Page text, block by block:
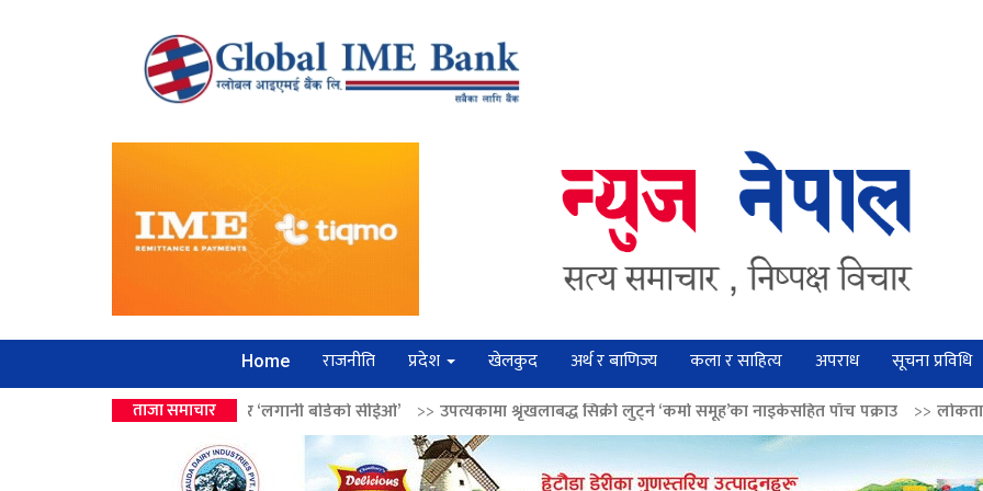
Home राजनीति प्रदेश खेलकुद अर्थ र बाणिज्य कला र साहित्य अपराध सूचना प्रविधि
ताजा समाचार
उपहार ‘लगानी बोर्डको सीईओ’ >>उपत्यकामा श्रृंखलाबद्ध सिक्री लुट्ने ‘कर्मा समूह’का नाइकेसहित पाँच पक्राउ >>लोकतान्त्रिक मूल्य सुदृढ